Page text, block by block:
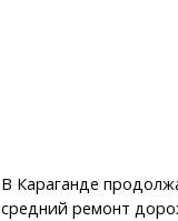
В Караганде
средний ремонт